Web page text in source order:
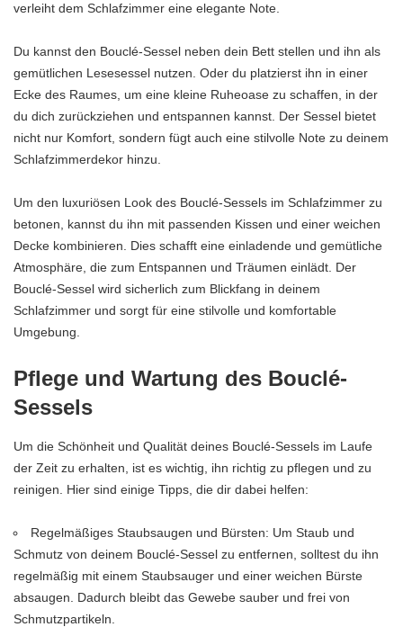
verleiht dem Schlafzimmer eine elegante Note.
Du kannst den Bouclé-Sessel neben dein Bett stellen und ihn als
gemütlichen Lesesessel nutzen. Oder du platzierst ihn in einer
Ecke des Raumes, um eine kleine Ruheoase zu schaffen, in der
du dich zurückziehen und entspannen kannst. Der Sessel bietet
nicht nur Komfort, sondern fügt auch eine stilvolle Note zu deinem
Schlafzimmerdekor hinzu.
Um den luxuriösen Look des Bouclé-Sessels im Schlafzimmer zu
betonen, kannst du ihn mit passenden Kissen und einer weichen
Decke kombinieren. Dies schafft eine einladende und gemütliche
Atmosphäre, die zum Entspannen und Träumen einlädt. Der
Bouclé-Sessel wird sicherlich zum Blickfang in deinem
Schlafzimmer und sorgt für eine stilvolle und komfortable
Umgebung.
Pflege und Wartung des Bouclé-
Sessels
Um die Schönheit und Qualität deines Bouclé-Sessels im Laufe
der Zeit zu erhalten, ist es wichtig, ihn richtig zu pflegen und zu
reinigen. Hier sind einige Tipps, die dir dabei helfen:
Regelmäßiges Staubsaugen und Bürsten: Um Staub und
Schmutz von deinem Bouclé-Sessel zu entfernen, solltest du ihn
regelmäßig mit einem Staubsauger und einer weichen Bürste
absaugen. Dadurch bleibt das Gewebe sauber und frei von
Schmutzpartikeln.